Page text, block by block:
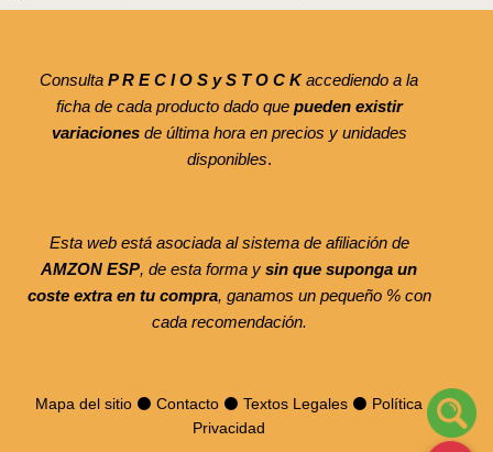
Consulta P R E C I O S y S T O C Kaccediendo a la
ficha de cada producto dado que pueden existir
variacionesde última hora en precios y unidades
disponibles.
Esta web está asociada al sistema de afiliación de
AMZON ESP, de esta forma y sin que suponga un
coste extra en tu compra, ganamos un pequeño % con
cada recomendación.
Mapa del sitio ⚫ Contacto ⚫ Textos Legales ⚫ Política
Privacidad